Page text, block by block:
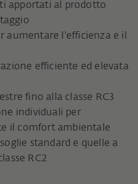
apportati al prodotto
aumentare l'efficienza e il
efficiente ed elevata
fino alla classe RC3
individuali per
il comfort ambientale
standard e quelle a
RC2